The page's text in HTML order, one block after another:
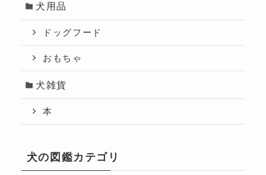
犬用品
ドッグフード
おもちゃ
犬雑貨
本
犬の図鑑カテゴリ